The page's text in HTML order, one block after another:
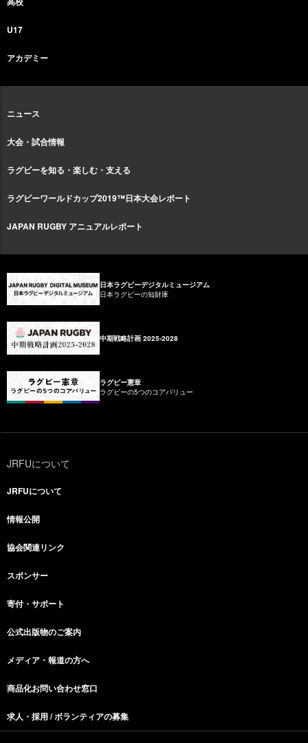
U17
アカデミー
ニュース
大会・試合情報
ラグビーを知る・楽しむ・支える
ラグビーワールドカップ2019™日本大会レポート
JAPAN RUGBY アニュアルレポート
日本ラグビーデジタルミュージアム
日本ラグビーの知財庫
中期戦略計画 2025-2028
ラグビー憲章
ラグビーの5つのコアバリュー
JRFUについて
JRFUについて
情報公開
協会関連リンク
スポンサー
寄付・サポート
公式出版物のご案内
メディア・報道の方へ
商品化お問い合わせ窓口
求人・採用 / ボランティアの募集